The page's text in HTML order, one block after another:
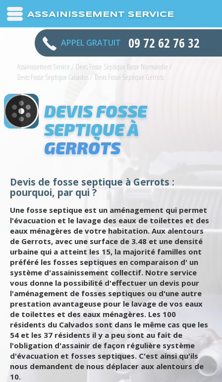
ASSAINISSEMENT SERVICE
APPEL GRATUIT 09 72 62 76 32
Assainissement Service / Devis Fosse Septique Basse Normandie /
Devis Fosse Septique Calvados/ Devis Fosse Septique Gerrots
DEVIS FOSSE
SEPTIQUE À
GERROTS
Devis de fosse septique à Gerrots :
pourquoi, par qui ?
Une fosse septique est un aménagement qui permet
l'évacuation et le lavage des eaux de toilettes et des
eaux ménagères de votre habitation. Aux alentours
de Gerrots, avec une surface de 3.48 et une densité
urbaine qui a atteint les 15, la majorité familles ont
préféré les fosses septiques en comparaison d' un
système d'assainissement collectif. Notre service
vous donne la possibilité d'effectuer un devis pour
l'aménagement de fosses septiques ou d'une autre
prestation avantageuse pour le lavage de vos eaux
de toilettes et des eaux ménagères. Les 100
résidents du Calvados sont dans le même cas que les
54 et les 37 résidents il y a peu sont au fait de
l'obligation d'assainir de façon régulière système
d'évacuation et fosses septiques. C'est ainsi qu'ils
nous demandent de nous déplacer aux alentours de
10.